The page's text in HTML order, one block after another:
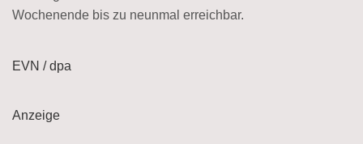
Wochenende bis zu neunmal erreichbar.
EVN / dpa
Anzeige